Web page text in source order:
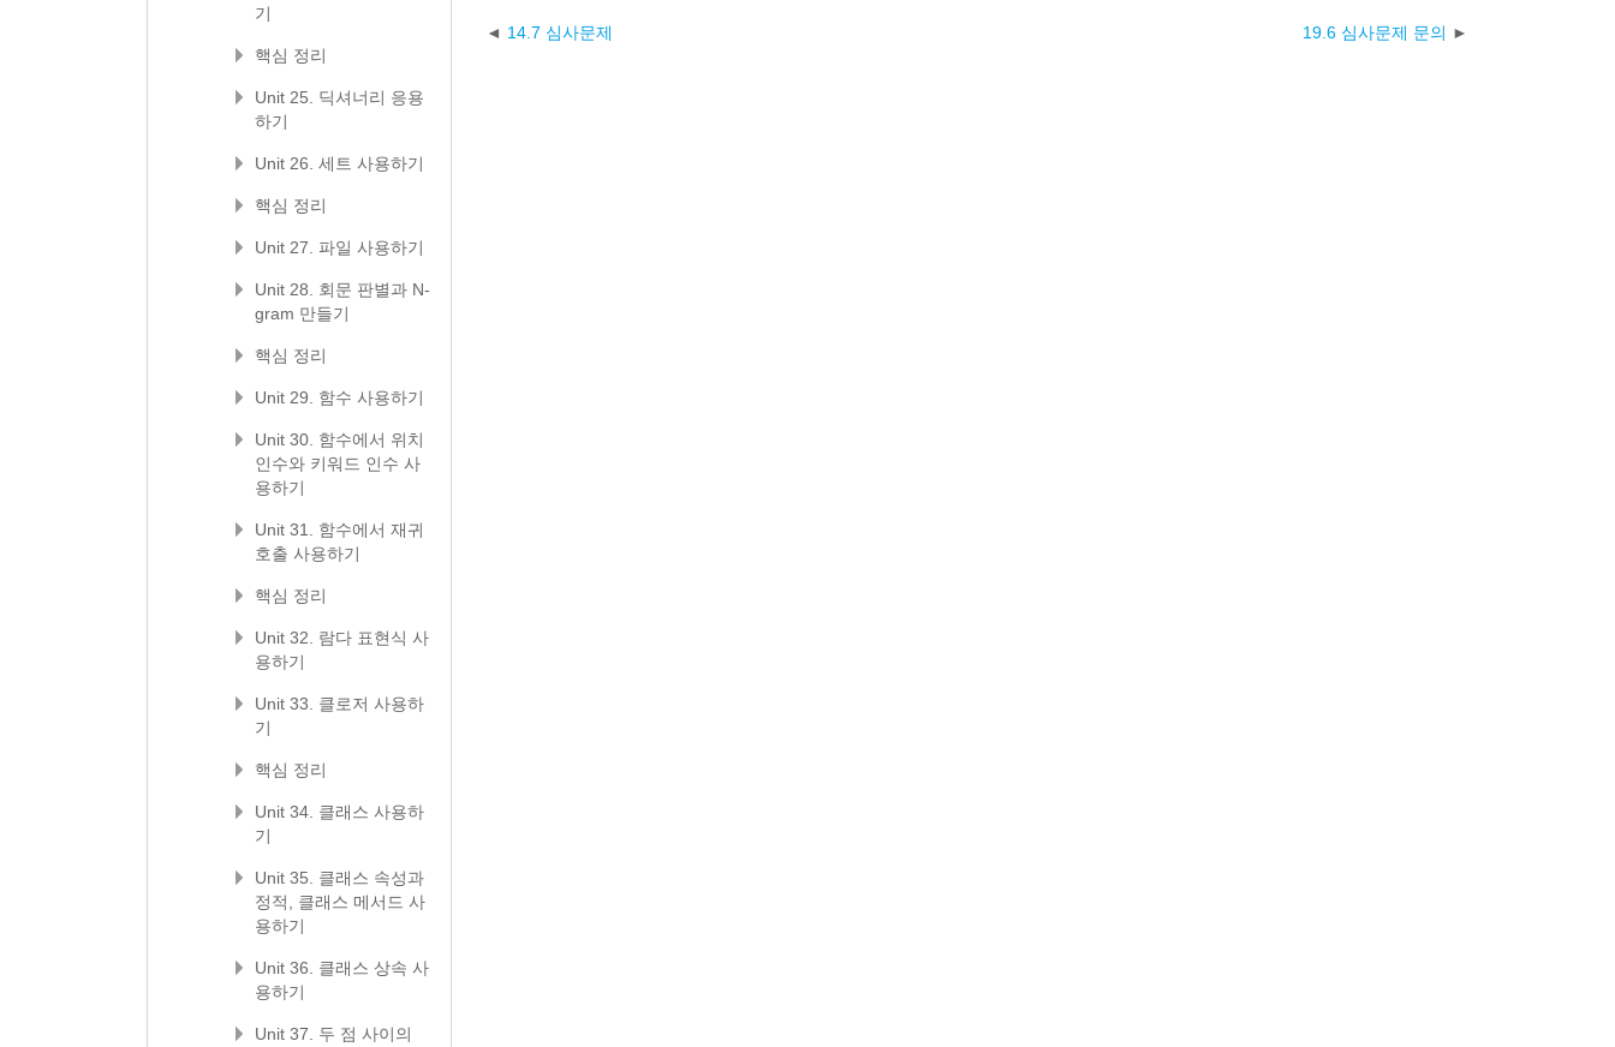
14.7 심사문제 19.6 심사문제 문의
기
핵심 정리
Unit 25. 딕셔너리 응용
하기
Unit 26. 세트 사용하기
핵심 정리
Unit 27. 파일 사용하기
Unit 28. 회문 판별과 N-
gram 만들기
핵심 정리
Unit 29. 함수 사용하기
Unit 30. 함수에서 위치
인수와 키워드 인수 사
용하기
Unit 31. 함수에서 재귀
호출 사용하기
핵심 정리
Unit 32. 람다 표현식 사
용하기
Unit 33. 클로저 사용하
기
핵심 정리
Unit 34. 클래스 사용하
기
Unit 35. 클래스 속성과
정적, 클래스 메서드 사
용하기
Unit 36. 클래스 상속 사
용하기
Unit 37. 두 점 사이의